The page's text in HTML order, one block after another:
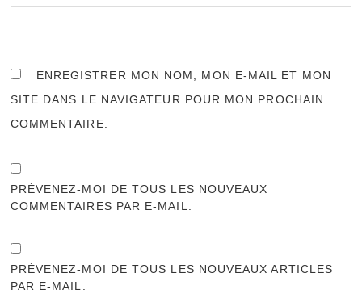
ENREGISTRER MON NOM, MON E-MAIL ET MON
SITE DANS LE NAVIGATEUR POUR MON PROCHAIN
COMMENTAIRE.
PRÉVENEZ-MOI DE TOUS LES NOUVEAUX
COMMENTAIRES PAR E-MAIL.
PRÉVENEZ-MOI DE TOUS LES NOUVEAUX ARTICLES
PAR E-MAIL.